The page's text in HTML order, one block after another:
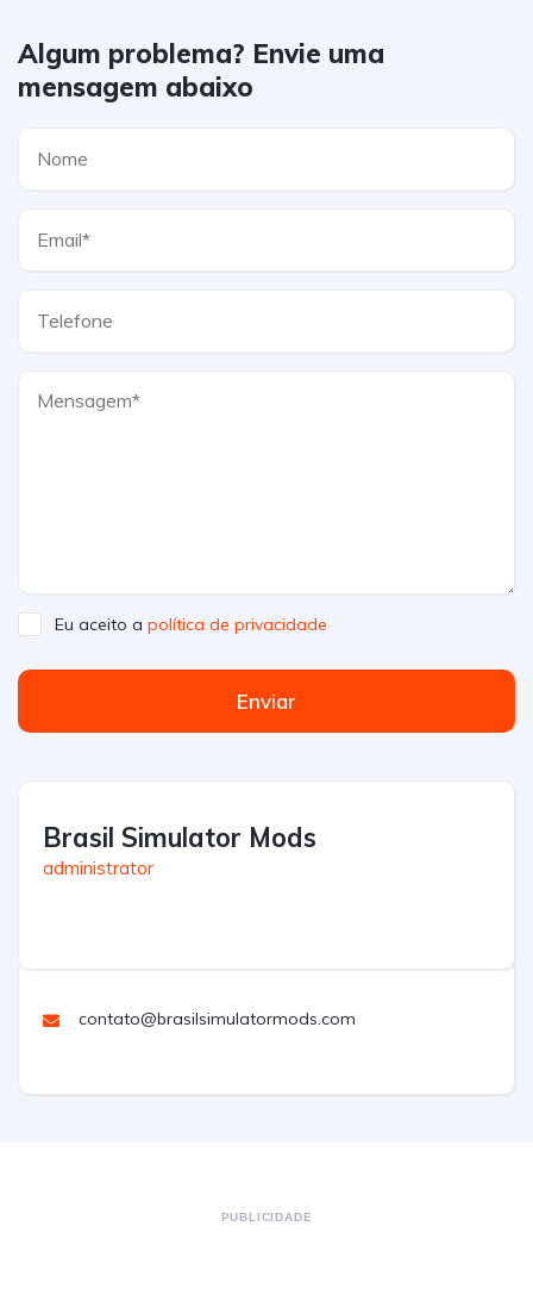
Algum problema? Envie uma
mensagem abaixo
Eu aceito a política de privacidade
Enviar
Brasil Simulator Mods
administrator
contato@brasilsimulatormods.com
PUBLICIDADE